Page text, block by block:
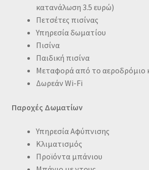
κατανάλωση 3.5 ευρώ)
Πετσέτες πισίνας
Υπηρεσία δωματίου
Πισίνα
Παιδική πισίνα
Μεταφορά από το αεροδρόμιο
Δωρεάν Wi-Fi
Παροχές Δωματίων
Υπηρεσία Αφύπνισης
Κλιματισμός
Προϊόντα μπάνιου